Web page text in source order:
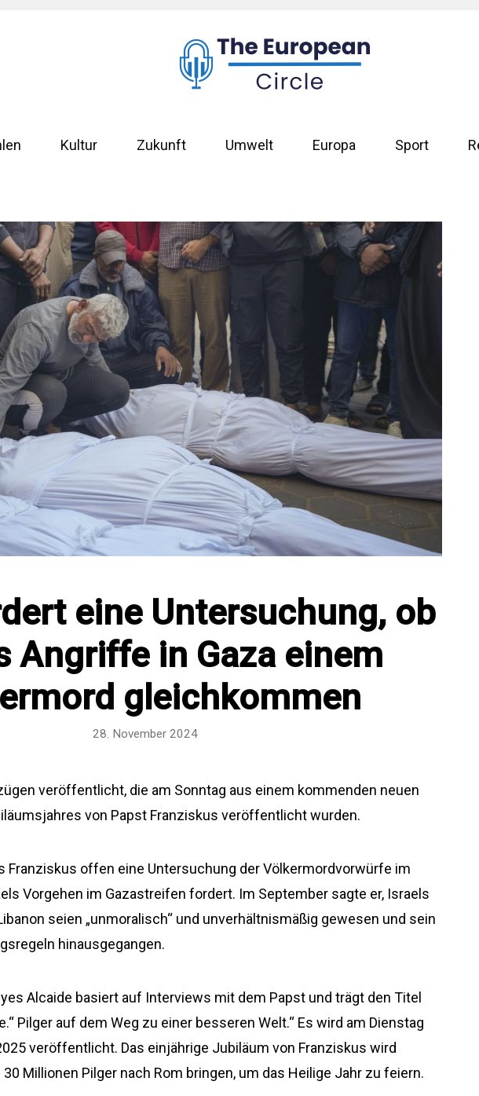
Kultur Zukunft Umwelt Europa Sport
eine Untersuchung, ob
Angriffe in Gaza einem
gleichkommen
28. November 2024
veröffentlicht, die am Sonntag aus einem kommenden neuen
von Papst Franziskus veröffentlicht wurden.
Franziskus offen eine Untersuchung der Völkermordvorwürfe im
Vorgehen im Gazastreifen fordert. Im September sagte er, Israels
seien „unmoralisch“ und unverhältnismäßig gewesen und sein
hinausgegangen.
Alcaide basiert auf Interviews mit dem Papst und trägt den Titel
Pilger auf dem Weg zu einer besseren Welt.“ Es wird am Dienstag
veröffentlicht. Das einjährige Jubiläum von Franziskus wird
Millionen Pilger nach Rom bringen, um das Heilige Jahr zu feiern.